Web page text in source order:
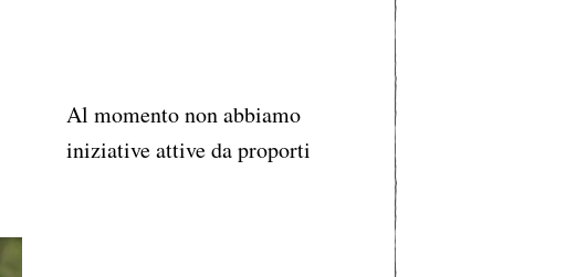
Al momento non abbiamo
iniziative attive da proporti